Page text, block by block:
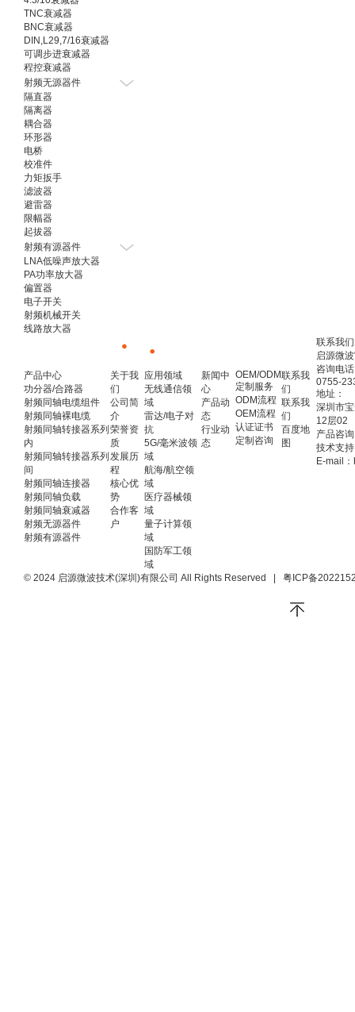
TNC衰减器
BNC衰减器
DIN,L29,7/16衰减器
可调步进衰减器
程控衰减器
射频无源器件
隔直器
隔离器
耦合器
环形器
电桥
校准件
力矩扳手
滤波器
避雷器
限幅器
起拔器
射频有源器件
LNA低噪声放大器
PA功率放大器
偏置器
电子开关
射频机械开关
线路放大器
产品中心
功分器/合路器
射频同轴电缆组件
射频同轴裸电缆
射频同轴转接器系列
内
射频同轴转接器系列
间
射频同轴连接器
射频同轴负载
射频同轴衰减器
射频无源器件
射频有源器件
关于我
们
公司简
介
荣誉资
质
发展历
程
核心优
势
合作客
户
应用领域
无线通信领
域
雷达/电子对
抗
5G/毫米波领
域
航海/航空领
域
医疗器械领
域
量子计算领
域
国防军工领
域
新闻中
心
产品动
态
行业动
态
OEM/ODM
定制服务
ODM流程
OEM流程
认证证书
定制咨询
联系我
们
联系我
们
百度地
图
联系我们
启源微
咨询电话
0755-
地址：
深圳市
12层02
产品咨
技术支
E-mail
© 2024 启源微波技术(深圳)有限公司 All Rights Reserved 粤ICP备